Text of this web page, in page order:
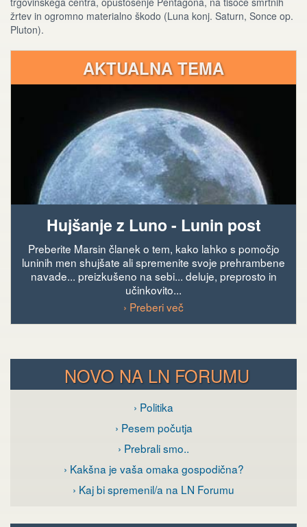
žrtev in ogromno materialno škodo (Luna konj. Saturn, Sonce op.
Pluton).
AKTUALNA TEMA
Hujšanje z Luno - Lunin post
Preberite Marsin članek o tem, kako lahko s pomočjo
luninih men shujšate ali spremenite svoje prehrambene
navade... preizkušeno na sebi... deluje, preprosto in
učinkovito...
› Preberi več
NOVO NA LN FORUMU
› Politika
› Pesem počutja
› Prebrali smo..
› Kakšna je vaša omaka gospodična?
› Kaj bi spremenil/a na LN Forumu